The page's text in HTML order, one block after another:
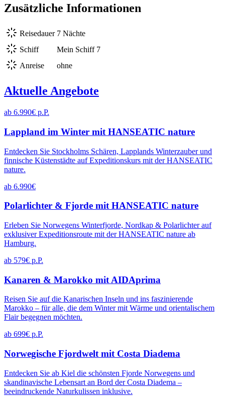
Zusätzliche Informationen
Reisedauer 7 Nächte
Schiff
Mein Schiff 7
Anreise
ohne
Aktuelle Angebote
ab 6.990€ p.P.
Lappland im Winter mit HANSEATIC nature
Entdecken Sie Stockholms Schären, Lapplands Winterzauber und
finnische Küstenstädte auf Expeditionskurs mit der HANSEATIC
nature.
ab 6.990€
Polarlichter & Fjorde mit HANSEATIC nature
Erleben Sie Norwegens Winterfjorde, Nordkap & Polarlichter auf
exklusiver Expeditionsroute mit der HANSEATIC nature ab
Hamburg.
ab 579€ p.P.
Kanaren & Marokko mit AIDAprima
Reisen Sie auf die Kanarischen Inseln und ins faszinierende
Marokko – für alle, die dem Winter mit Wärme und orientalischem
Flair begegnen möchten.
ab 699€ p.P.
Norwegische Fjordwelt mit Costa Diadema
Entdecken Sie ab Kiel die schönsten Fjorde Norwegens und
skandinavische Lebensart an Bord der Costa Diadema –
beeindruckende Naturkulissen inklusive.